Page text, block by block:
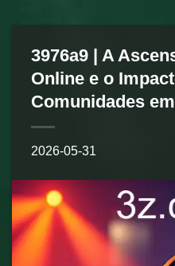
3976a9 | A
Online e o
Comunidades
2026-05-31